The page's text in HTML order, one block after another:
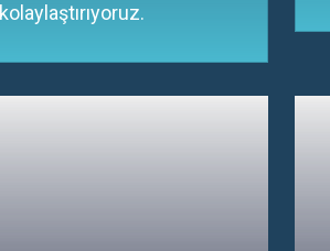
kolaylaştırıyoruz.